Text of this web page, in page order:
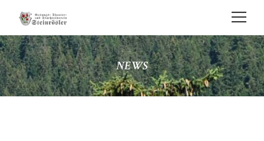
NEWS